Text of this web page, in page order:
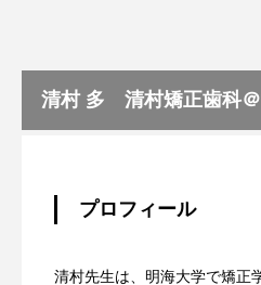
清村 多 清村矯正歯科＠
プロフィール
清村先生は、明海大学で矯正